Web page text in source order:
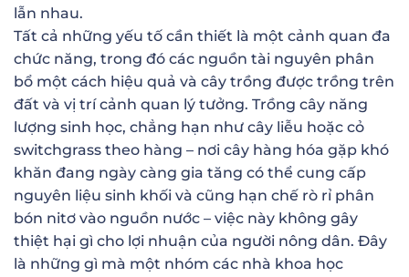
lẫn nhau.
Tất cả những yếu tố cần thiết là một cảnh quan đa
chức năng, trong đó các nguồn tài nguyên phân
bổ một cách hiệu quả và cây trồng được trồng trên
đất và vị trí cảnh quan lý tưởng. Trồng cây năng
lượng sinh học, chẳng hạn như cây liễu hoặc cỏ
switchgrass theo hàng – nơi cây hàng hóa gặp khó
khăn đang ngày càng gia tăng có thể cung cấp
nguyên liệu sinh khối và cũng hạn chế rò rỉ phân
bón nitơ vào nguồn nước – việc này không gây
thiệt hại gì cho lợi nhuận của người nông dân. Đây
là những gì mà một nhóm các nhà khoa học